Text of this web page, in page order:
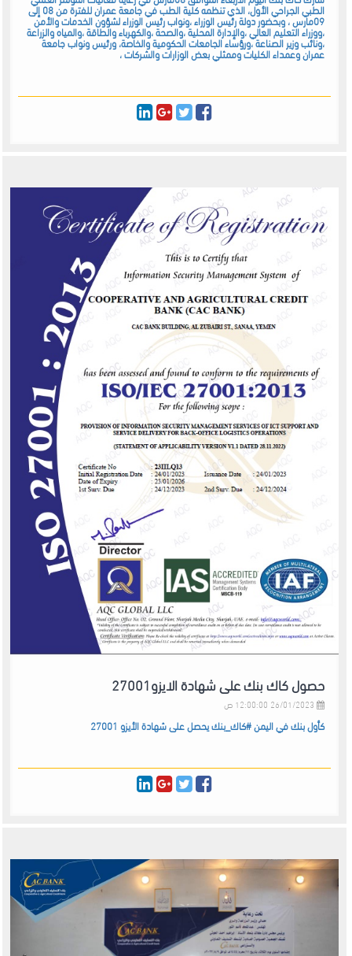
الطبي الجراحي الأول، الذي تنظمه كلية الطب في جامعة عمران للفترة من 08 إلى
09مارس ، وبحضور دولة رئيس الوزراء ،ونواب رئيس الوزراء لشؤون الخدمات والأمن
،ووزراء التعليم العالي ،والإدارة المحلية ،والصحة ،والكهرباء والطاقة ،والمياه والزراعة
،ونائب وزير الصناعة ،ورؤساء الجامعات الحكومية والخاصة، ورئيس ونواب جامعة
عمران وعمداء الكليات وممثلي بعض الوزارات والشركات ،
حصول كاك بنك على شهادة الايزو27001
كأول بنك في اليمن #كاك_بنك يحصل على شهادة الأيزو 27001